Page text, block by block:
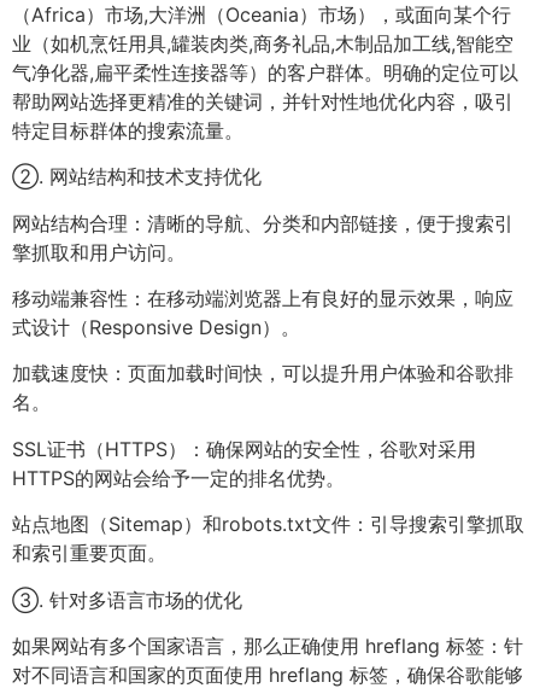
（Africa）市场,大洋洲（Oceania）市场），或面向某个行
业（如机烹饪用具,罐装肉类,商务礼品,木制品加工线,智能空
气净化器,扁平柔性连接器等）的客户群体。明确的定位可以
帮助网站选择更精准的关键词，并针对性地优化内容，吸引
特定目标群体的搜索流量。
②. 网站结构和技术支持优化
网站结构合理：清晰的导航、分类和内部链接，便于搜索引
擎抓取和用户访问。
移动端兼容性：在移动端浏览器上有良好的显示效果，响应
式设计（Responsive Design）。
加载速度快：页面加载时间快，可以提升用户体验和谷歌排
名。
SSL证书（HTTPS）：确保网站的安全性，谷歌对采用
HTTPS的网站会给予一定的排名优势。
站点地图（Sitemap）和robots.txt文件：引导搜索引擎抓取
和索引重要页面。
③. 针对多语言市场的优化
如果网站有多个国家语言，那么正确使用 hreflang 标签：针
对不同语言和国家的页面使用 hreflang 标签，确保谷歌能够